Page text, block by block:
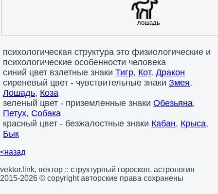
психологическая структура это физиологические и
психологические особенности человека
синий цвет взлетные знаки Тигр, Кот, Дракон
сиреневый цвет - чувствительные знаки Змея,
Лошадь, Коза
зеленый цвет - приземленные знаки Обезьяна,
Петух, Собака
красный цвет - безжалостные знаки Кабан, Крыса,
Бык
<назад
vektor.link, вектор :: структурный гороскоп, астрология
2015-2026 © copyright авторские права сохранены